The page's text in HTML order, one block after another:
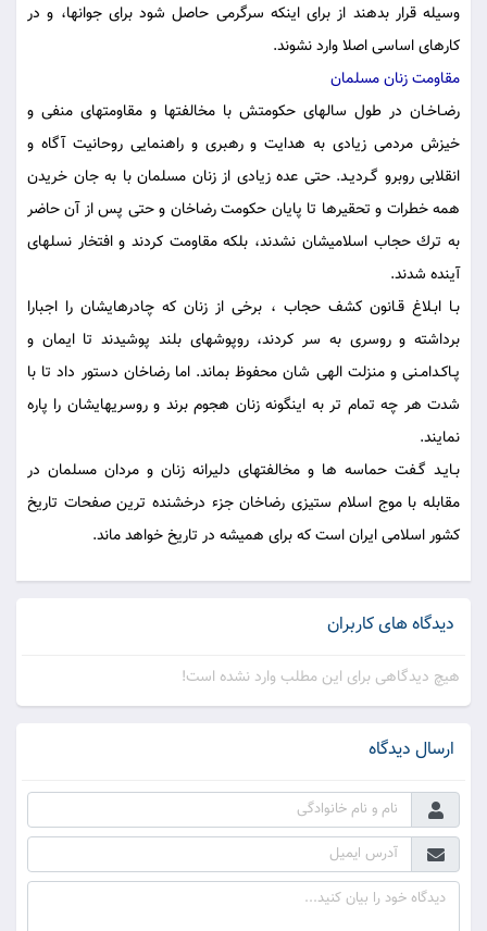
وسيله قرار بدهند از براى اينكه سرگرمى حاصل شود براى جوانها، و در
كارهاى اساسى اصلا وارد نشوند.
مقاومت زنان مسلمان
رضـاخـان در طول سالهاى حكومتش با مخالفتها و مقاومتهاى منفى و
خيزش مردمى زيادى به هدايت و رهبرى و راهنمايى روحانيت آگاه و
انقلابى روبرو گـرديـد. حتى عده زيادى از زنان مسلمان با به جان خريدن
همه خطرات و تحقيرها تا پايان حكومت رضاخان و حتى پس از آن حاضر
به ترك حجاب اسلاميشان نشدند، بلكه مقاومت كردند و افتخار نسلهاى
آينده شدند.
بـا ابـلاغ قـانون كشف حجاب ، برخى از زنان كه چادرهايشان را اجبارا
برداشته و روسرى به سر كردند، روپوشهاى بلند پوشيدند تا ايمان و
پـاكـدامـنى و منزلت الهى شان محفوظ بماند. اما رضاخان دستور داد تا با
شدت هر چه تمام تر به اينگونه زنان هجوم برند و روسريهايشان را پاره
نمايند.
بـايـد گـفت حماسه ها و مخالفتهاى دليرانه زنان و مردان مسلمان در
مقابله با موج اسلام ستيزى رضاخان جزء درخشنده ترين صفحات تاريخ
كشور اسلامى ايران است كه براى هميشه در تاريخ خواهد ماند.
دیدگاه های کاربران
هیچ دیدگاهی برای این مطلب وارد نشده است!
ارسال دیدگاه